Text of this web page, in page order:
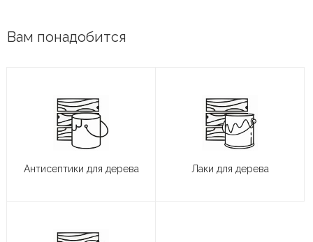
Вам понадобится
Антисептики для дерева Лаки для дерева